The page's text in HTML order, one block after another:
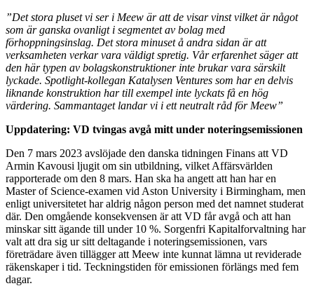
”Det stora pluset vi ser i Meew är att de visar vinst vilket är något
som är ganska ovanligt i segmentet av bolag med
förhoppningsinslag. Det stora minuset å andra sidan är att
verksamheten verkar vara väldigt spretig. Vår erfarenhet säger att
den här typen av bolagskonstruktioner inte brukar vara särskilt
lyckade. Spotlight-kollegan Katalysen Ventures som har en delvis
liknande konstruktion har till exempel inte lyckats få en hög
värdering. Sammantaget landar vi i ett neutralt råd för Meew”
Uppdatering: VD tvingas avgå mitt under noteringsemissionen
Den 7 mars 2023 avslöjade den danska tidningen Finans att VD
Armin Kavousi ljugit om sin utbildning, vilket Affärsvärlden
rapporterade om den 8 mars. Han ska ha angett att han har en
Master of Science-examen vid Aston University i Birmingham, men
enligt universitetet har aldrig någon person med det namnet studerat
där. Den omgående konsekvensen är att VD får avgå och att han
minskar sitt ägande till under 10 %. Sorgenfri Kapitalforvaltning har
valt att dra sig ur sitt deltagande i noteringsemissionen, vars
företrädare även tillägger att Meew inte kunnat lämna ut reviderade
räkenskaper i tid. Teckningstiden för emissionen förlängs med fem
dagar.